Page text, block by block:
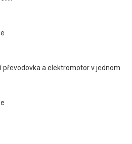
převodovka a elektromotor v jednom